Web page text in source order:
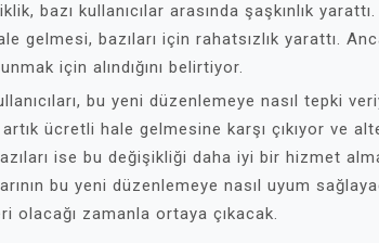
bazı kullanıcılar arasında şaşkınlık
gelmesi, bazıları için rahatsızlık yarattı.
için alındığını belirtiyor.
bu yeni düzenlemeye nasıl tepki
ücretli hale gelmesine karşı çıkıyor ve
ise bu değişikliği daha iyi bir hizmet
bu yeni düzenlemeye nasıl uyum
olacağı zamanla ortaya çıkacak.